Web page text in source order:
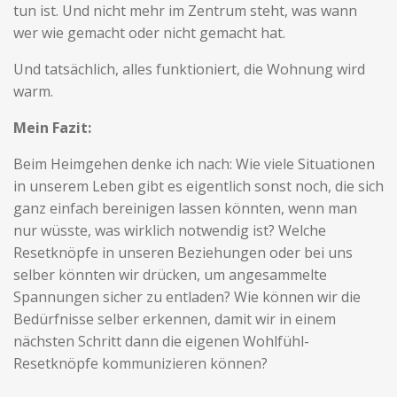
tun ist. Und nicht mehr im Zentrum steht, was wann
wer wie gemacht oder nicht gemacht hat.
Und tatsächlich, alles funktioniert, die Wohnung wird
warm.
Mein Fazit:
Beim Heimgehen denke ich nach: Wie viele Situationen
in unserem Leben gibt es eigentlich sonst noch, die sich
ganz einfach bereinigen lassen könnten, wenn man
nur wüsste, was wirklich notwendig ist? Welche
Resetknöpfe in unseren Beziehungen oder bei uns
selber könnten wir drücken, um angesammelte
Spannungen sicher zu entladen? Wie können wir die
Bedürfnisse selber erkennen, damit wir in einem
nächsten Schritt dann die eigenen Wohlfühl-
Resetknöpfe kommunizieren können?